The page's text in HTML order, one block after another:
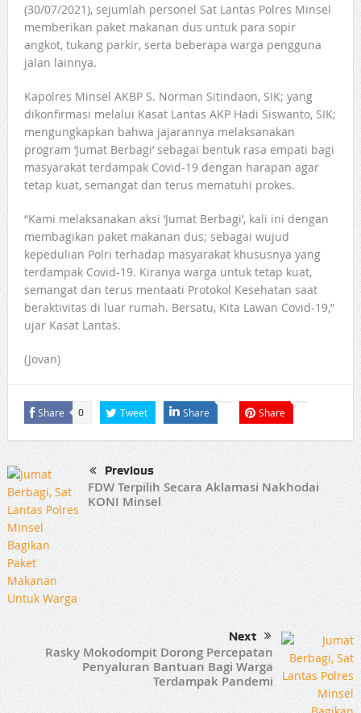
(30/07/2021), sejumlah personel Sat Lantas Polres Minsel
memberikan paket makanan dus untuk para sopir
angkot, tukang parkir, serta beberapa warga pengguna
jalan lainnya.
Kapolres Minsel AKBP S. Norman Sitindaon, SIK; yang
dikonfirmasi melalui Kasat Lantas AKP Hadi Siswanto, SIK;
mengungkapkan bahwa jajarannya melaksanakan
program ‘Jumat Berbagi’ sebagai bentuk rasa empati bagi
masyarakat terdampak Covid-19 dengan harapan agar
tetap kuat, semangat dan terus mematuhi prokes.
“Kami melaksanakan aksi ‘Jumat Berbagi’, kali ini dengan
membagikan paket makanan dus; sebagai wujud
kepedulian Polri terhadap masyarakat khususnya yang
terdampak Covid-19. Kiranya warga untuk tetap kuat,
semangat dan terus mentaati Protokol Kesehatan saat
beraktivitas di luar rumah. Bersatu, Kita Lawan Covid-19,”
ujar Kasat Lantas.
(Jovan)
Share 0 Tweet Share Share
Previous
FDW Terpilih Secara Aklamasi Nakhodai
KONI Minsel
Next
Rasky Mokodompit Dorong Percepatan
Penyaluran Bantuan Bagi Warga
Terdampak Pandemi